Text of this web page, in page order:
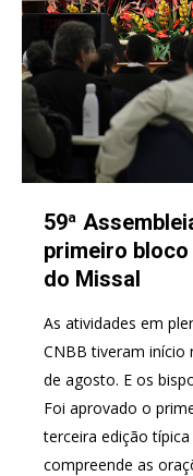
59ª
primeiro
do Missal
As atividades em
CNBB tiveram início
de agosto. E os
Foi aprovado o
terceira edição
compreende as